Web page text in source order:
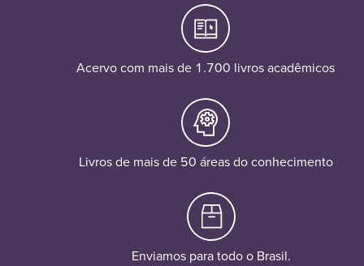
Acervo com mais de 1.700 livros acadêmicos
Livros de mais de 50 áreas do conhecimento
Enviamos para todo o Brasil.